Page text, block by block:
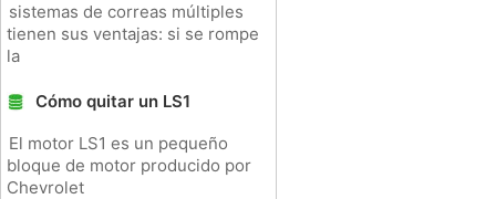
sistemas de correas múltiples
tienen sus ventajas: si se rompe
la
Cómo quitar un LS1
El motor LS1 es un pequeño
bloque de motor producido por
Chevrolet